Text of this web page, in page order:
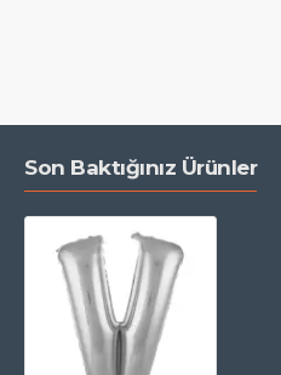
Son Baktığınız Ürünler